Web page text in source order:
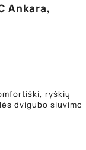
Ankara,
ryškių
dvigubo siuvimo.